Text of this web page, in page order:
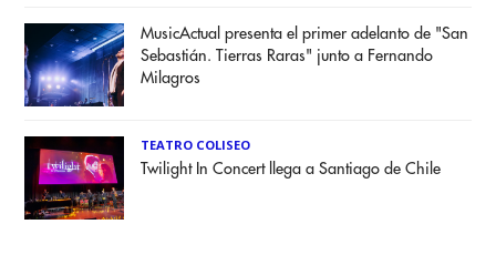
MusicActual presenta el primer adelanto de "San
Sebastián. Tierras Raras" junto a Fernando
Milagros
TEATRO COLISEO
Twilight In Concert llega a Santiago de Chile